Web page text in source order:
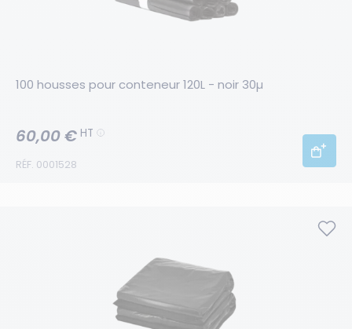
100 housses pour conteneur 120L - noir 30µ
RÉF. 0001528
60,00 € HT